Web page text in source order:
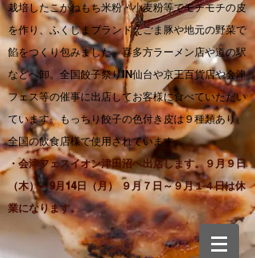
栽培したこがねもち米粉・小麦粉等でモチモチの皮
を作り、ふくしまブランドえごま豚や地元の野菜で
餡をつくり包みました。喜多方ラーメン店や道の駅
などへ卸。全国餃子祭りIN仙台や京王百貨店や会津
フェス等の催事に出店してお客様に食べていただい
ています。もっちり餃子の色付き皮は９種類あり、
全国の飲食店様で使用されています。
・会津フェスイオン津田沼へ出店します。９月９日
（木）～9月14日（月） ９月７日～９月１４日は休
業になります。